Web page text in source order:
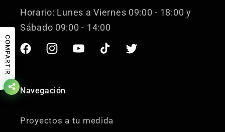
Horario: Lunes a Viernes 09:00 - 18:00 y
Sábado 09:00 - 14:00
FacebookInstagramYouTubeTikTok Twitter
Navegación
Proyectos a tu medida
COMPARTIR